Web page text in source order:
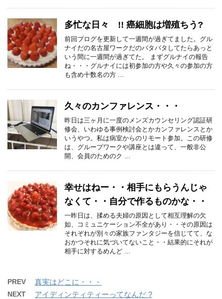
多忙な日々 !! 癌細胞は増殖ちう?
前回ブログを更新して一週間が過ぎてました。グル
ナイだの名古屋ワークだのバタバタしてたらあっと
いう間に一週間が過ぎてた。 まずグルナイの報告
ね・・・グルナイには初参加の方や久々の参加の方
も含め十数名の方 ...
久々のカンファレンス・・・
昨日は三ヶ月に一度のメンズカウンセリング認証研
修会、いわゆる事例検討会とかカンファレンスとか
いうやつ。私は病室からのリモート参加。この研修
は、グループワークや講座とは違って、一般非公
開、会員のためのク ...
幸せはねー・・相手にもらうんじゃ
なくて・・自分で作るものかな・・
一昨日は、揉める夫婦の原因として相互理解の欠
如、コミュニケーション不全があり・・その原因は
それぞれが別々の家族ファンタジーを信じてて、な
おかつそれに気づいてないこと・・結果的にそれが
相手に対するめんど ...
PREV 真実はどこに・・・
NEXT アイディンティティーってなんだ ?